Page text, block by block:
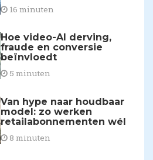
16 minuten
Hoe video-AI derving,
fraude en conversie
beïnvloedt
5 minuten
Van hype naar houdbaar
model: zo werken
retailabonnementen wél
8 minuten